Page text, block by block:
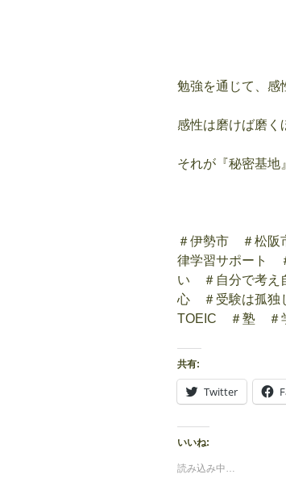
勉強を通じて、感
感性は磨けば磨く
それが『秘密基地
＃伊勢市 ＃松
律学習サポート
い ＃自分で考え
心 ＃受験は孤
TOEIC ＃塾 ＃
共有:
Twitter
いいね:
読み込み中…